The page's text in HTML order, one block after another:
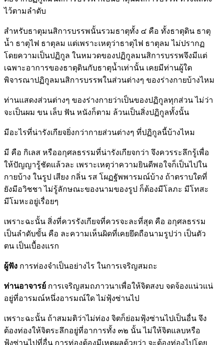
ไว้ตามลำดับ
สำหรับธาตุมนสิการบรรพนั้นรวมธาตุทั้ง ๔ คือ ทั้งธาตุดิน ธาตุ
น้ำ ธาตุไฟ ธาตุลม แต่เพราะเหตุว่าธาตุไฟ ธาตุลม ไม่ปรากฏ
โดยความเป็นปฏิกูล ในหมวดของปฏิกูลมนสิการบรรพจึงมีแต่
เฉพาะอาการของธาตุดินกับธาตุน้ำเท่านั้น เคยมีท่านผู้ใด
พิจารณาปฏิกูลมนสิการบรรพในส่วนต่างๆ ของร่างกายบ้างไหม
ท่านแสดงส่วนต่างๆ ของร่างกายว่าเป็นของปฏิกูลทุกส่วน ไม่ว่า
จะเป็นผม ขน เล็บ ฟัน หนังก็ตาม ล้วนเป็นสิ่งปฏิกูลทั้งนั้น
มีอะไรที่น่ารังเกียจยิ่งกว่ากายส่วนต่างๆ ที่ปฏิกูลนี้บ้างไหม
มี คือ กิเลส หรืออกุศลธรรมที่น่ารังเกียจกว่า จึงควรระลึกรู้เพื่อ
ให้ปัญญารู้ชัดแล้วละ เพราะเหตุว่าความยินดีพอใจก็เป็นไปใน
กายบ้าง ในรูป เสียง กลิ่น รส โผฏฐัพพารมณ์บ้าง ถ้าตราบใดที่
ยังมีอวิชชา ไม่รู้ลักษณะของนามของรูป ก็ต้องมีโลภะ มีโทสะ
มีโมหะอยู่เรื่อยๆ
เพราะฉะนั้น สิ่งที่ควรรังเกียจที่ควรจะละที่สุด คือ อกุศลธรรม
เป็นลำดับขั้น คือ ละความเห็นผิดที่เคยยึดถือนามรูปว่า เป็นตัว
ตน เป็นเบื้องแรก
ผู้ฟัง การท่องจำเป็นอย่างไร ในการเจริญสมถะ
ท่านอาจารย์ การเจริญสมถภาวนาเพื่อให้จิตสงบ จดจ้องแน่วแน่
อยู่ที่อารมณ์หนึ่งอารมณ์ใด ไม่ฟุ้งซ่านไป
เพราะฉะนั้น ถ้าสมมติว่าไม่ท่อง จิตก็ย่อมฟุ้งซ่านไปเป็นอื่น จึง
ต้องท่องให้จิตระลึกอยู่ที่อาการทั้ง ๓๒ นั้น ไม่ให้จิตแลบหรือ
ฟุ้งซ่านไปที่อื่น การท่องต้องมีเหตุผลด้วยว่า จะต้องท่องไปโดย